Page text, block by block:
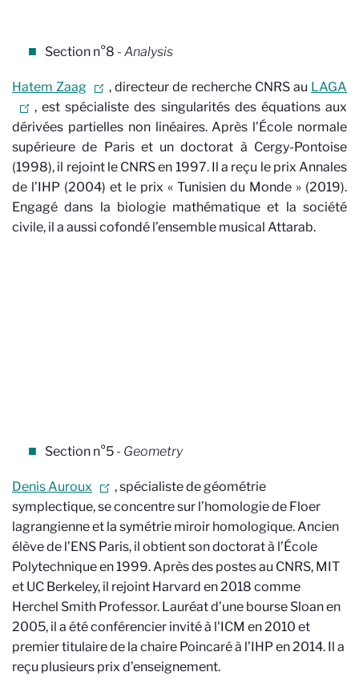
Section n°8 - Analysis
Hatem Zaag , directeur de recherche CNRS au LAGA
, est spécialiste des singularités des équations aux
dérivées partielles non linéaires. Après l’École normale
supérieure de Paris et un doctorat à Cergy-Pontoise
(1998), il rejoint le CNRS en 1997. Il a reçu le prix Annales
de l’IHP (2004) et le prix « Tunisien du Monde » (2019).
Engagé dans la biologie mathématique et la société
civile, il a aussi cofondé l’ensemble musical Attarab.
Section n°5 - Geometry
Denis Auroux
, spécialiste de géométrie
symplectique, se concentre sur l’homologie de Floer
lagrangienne et la symétrie miroir homologique. Ancien
élève de l’ENS Paris, il obtient son doctorat à l’École
Polytechnique en 1999. Après des postes au CNRS, MIT
et UC Berkeley, il rejoint Harvard en 2018 comme
Herchel Smith Professor. Lauréat d’une bourse Sloan en
2005, il a été conférencier invité à l'ICM en 2010 et
premier titulaire de la chaire Poincaré à l’IHP en 2014. Il a
reçu plusieurs prix d’enseignement.